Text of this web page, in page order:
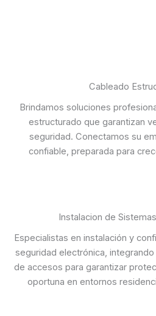
Cableado
Brindamos soluciones
estructurado que garantizan
seguridad. Conectamos su
confiable, preparada para
Instalacion de
Especialistas en instalación y
seguridad electrónica,
de accesos para garantizar
oportuna en entornos